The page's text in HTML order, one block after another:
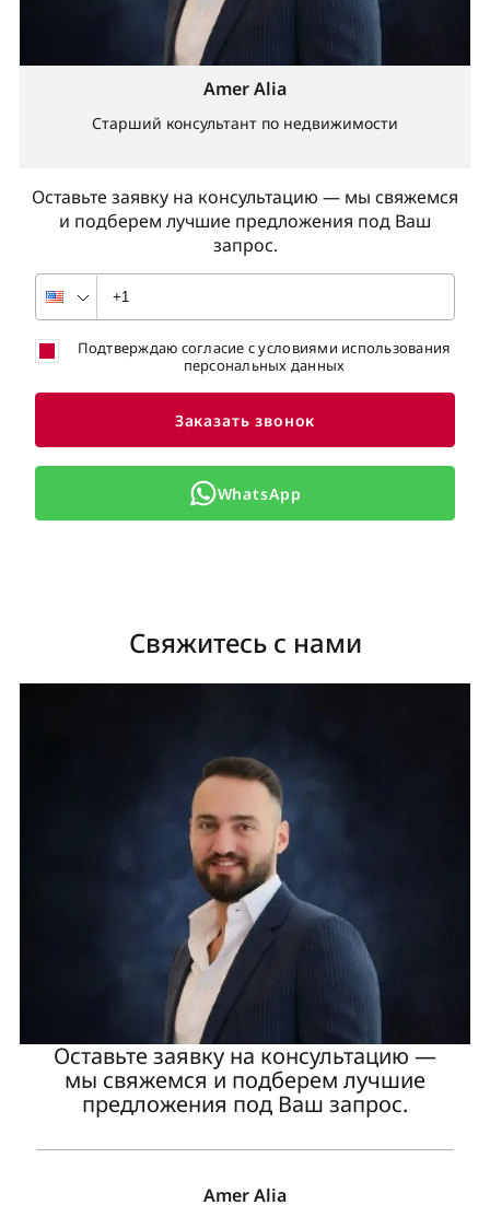
Оставьте заявку на консультацию — мы свяжемся
и подберем лучшие предложения под Ваш
запрос.
Amer Alia
Старший консультант по недвижимости
Подтверждаю согласие с условиями использования
персональных данных
Заказать звонок
WhatsApp
Свяжитесь с нами
Оставьте заявку на консультацию —
мы свяжемся и подберем лучшие
предложения под Ваш запрос.
Amer Alia